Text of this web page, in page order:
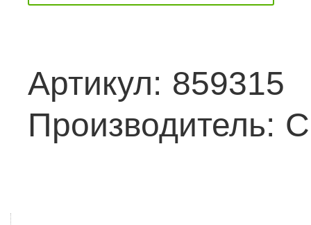
Артикул: 859315
Производитель: